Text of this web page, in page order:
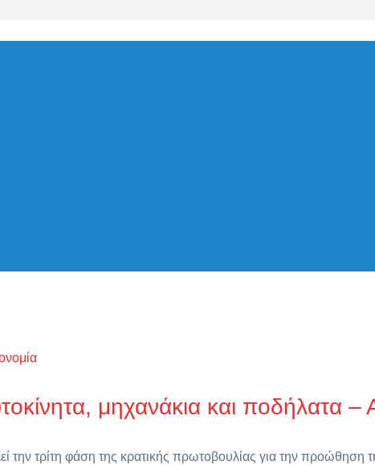
μηχανάκια και ποδήλατα
την τρίτη φάση της κρατικής πρωτοβουλίας για την